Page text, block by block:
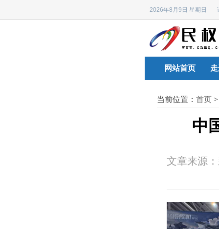
2026年8月9日 星期日
网站首页
当前位置： 首页
中
文章来源